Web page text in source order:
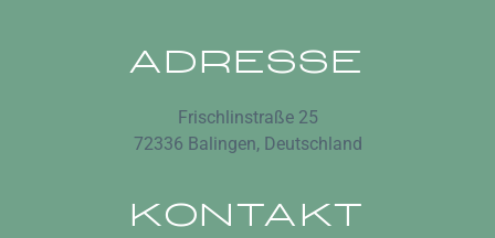
ADRESSE
Frischlinstraße 25
72336 Balingen, Deutschland
KONTAKT